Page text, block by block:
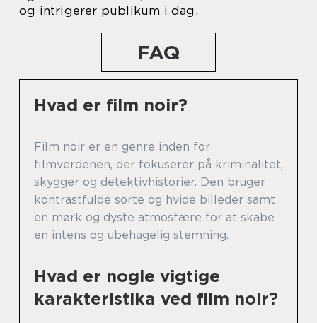
og intrigerer publikum i dag.
FAQ
Hvad er film noir?
Film noir er en genre inden for
filmverdenen, der fokuserer på kriminalitet,
skygger og detektivhistorier. Den bruger
kontrastfulde sorte og hvide billeder samt
en mørk og dyste atmosfære for at skabe
en intens og ubehagelig stemning.
Hvad er nogle vigtige
karakteristika ved film noir?